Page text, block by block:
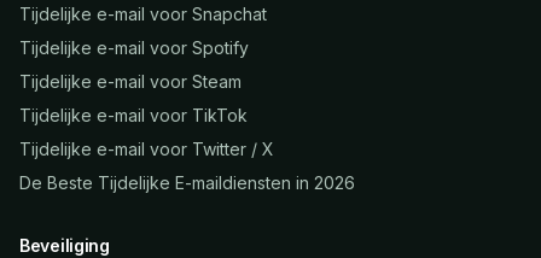
Tijdelijke e-mail voor Snapchat
Tijdelijke e-mail voor Spotify
Tijdelijke e-mail voor Steam
Tijdelijke e-mail voor TikTok
Tijdelijke e-mail voor Twitter / X
De Beste Tijdelijke E-maildiensten in 2026
Beveiliging